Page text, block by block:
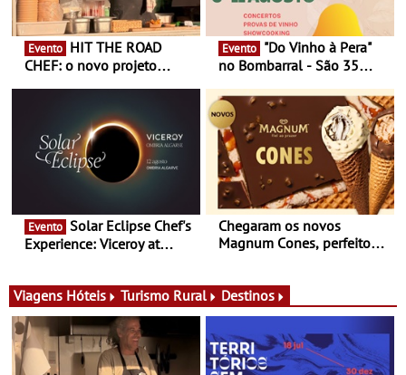
Evento
CHEF: o novo projeto
conceito gastronómico
itinerante que percorre
Portugal
Evento
no Bombarral - São 35
prova e seis dias de
experiências
Evento
Experience: Viceroy at
exclusiva
Chegaram os novos
Magnum Cones, perfeitos
Viagens Hóteis Turismo Rural Destinos